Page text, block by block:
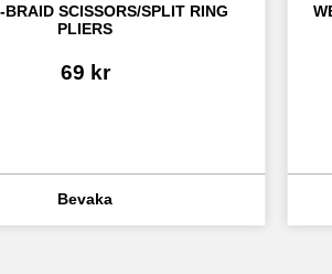
BRAID SCISSORS/SPLIT RING
PLIERS
69 kr